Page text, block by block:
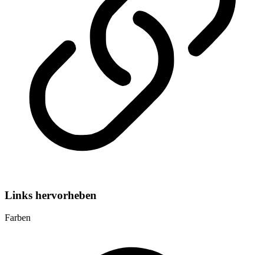
Links hervorheben
Farben